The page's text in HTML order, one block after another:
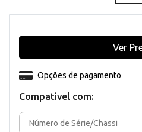
Compativel com:
Opções de pagamento
Ver